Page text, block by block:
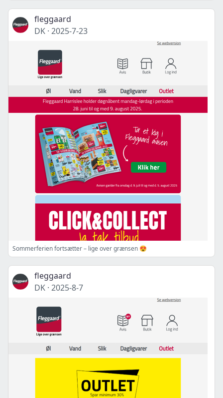
fleggaard
DK · 2025-7-23
Sommerferien fortsætter – lige over grænsen 😍
fleggaard
DK · 2025-8-7